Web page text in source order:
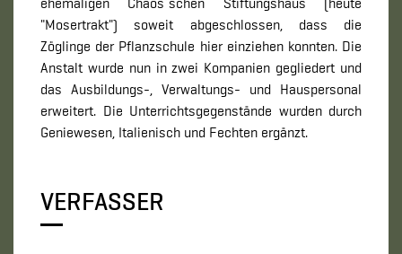
"Mosertrakt") soweit abgeschlossen, dass die
Zöglinge der Pflanzschule hier einziehen konnten. Die
Anstalt wurde nun in zwei Kompanien gegliedert und
das Ausbildungs-, Verwaltungs- und Hauspersonal
erweitert. Die Unterrichtsgegenstände wurden durch
Geniewesen, Italienisch und Fechten ergänzt.
VERFASSER